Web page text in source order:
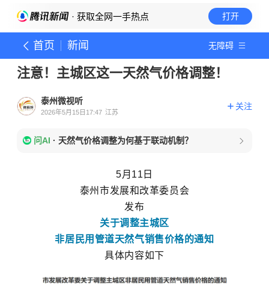
· 获取全网一手热点 打开
首页 新闻 无障碍
注意！主城区这一天然气价格调整！
泰州微视听
2026年5月15日17:47 江苏
关注
问AI · 天然气价格调整为何基于联动机制？
5月11日
泰州市发展和改革委员会
发布
关于调整主城区
非居 民用管道天然气销售价格的通知
具体内容如下